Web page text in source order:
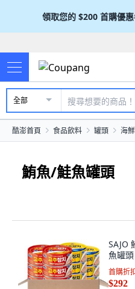
領取您的 $200 首購優
全部
酷澎首頁 食品飲料 罐頭 海
鮪魚/鮭魚罐頭
SAJO
魚罐
首購折
$292